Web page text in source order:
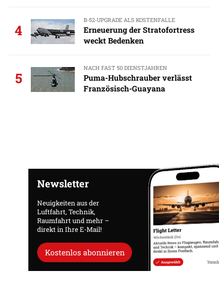
4
B-52-UPGRADE ALS KOSTENFALLE
Erneuerung der Stratofortress
weckt Bedenken
5
NACH FAST 50 DIENSTJAHREN
Puma-Hubschrauber verlässt
Französisch-Guayana
Newsletter
Neuigkeiten aus der
Luftfahrt, Technik,
Raumfahrt und mehr –
direkt in Ihre E-Mail!
Kostenlos abonnieren